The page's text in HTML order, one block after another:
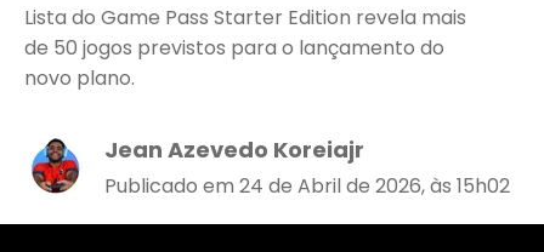
Lista do Game Pass Starter Edition revela mais
de 50 jogos previstos para o lançamento do
novo plano.
Jean Azevedo Koreiajr
Publicado em 24 de Abril de 2026, às 15h02